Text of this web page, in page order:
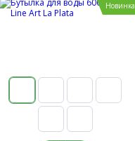
Новинка